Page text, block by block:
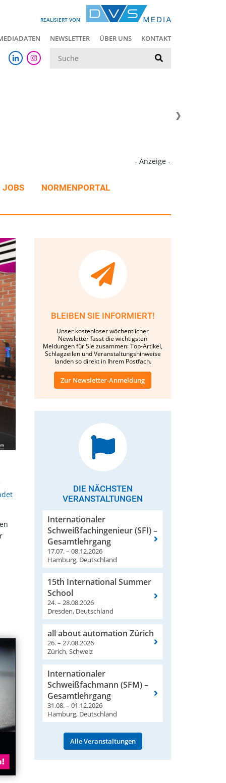
REALISIERT VON
NEWSLETTER ÜBER UNS KONTAKT
- Anzeige -
JOBS NORMENPORTAL
BLEIBEN SIE INFORMIERT!
Unser kostenloser wöchentlicher
Newsletter fasst die wichtigsten
Meldungen für Sie zusammen: Top-Artikel,
Schlagzeilen und Veranstaltungshinweise
landen so direkt in Ihrem Postfach.
Zur Newsletter-Anmeldung
DIE NÄCHSTEN
VERANSTALTUNGEN
Internationaler
Schweißfachingenieur (SFI) –
Gesamtlehrgang
17.07. – 08.12.2026
Hamburg, Deutschland
15th International Summer
School
24. – 28.08.2026
Dresden, Deutschland
all about automation Zürich
26. – 27.08.2026
Zürich, Schweiz
Internationaler
Schweißfachmann (SFM) –
Gesamtlehrgang
31.08. – 01.12.2026
Hamburg, Deutschland
Alle Veranstaltungen